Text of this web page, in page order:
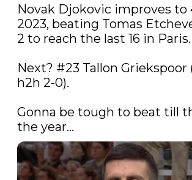
Novak Djokovic improves to
2023, beating Tomas
2 to reach the last 16 in Paris.
Next? #23 Tallon Griekspoor
h2h 2-0).
Gonna be tough to beat till
the year...